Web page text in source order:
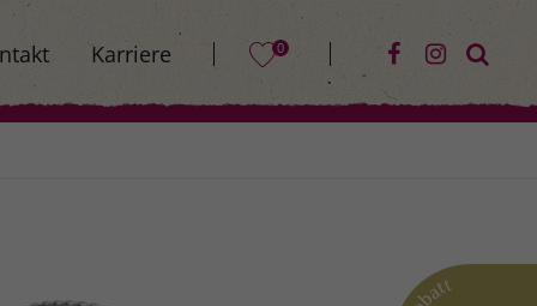
Karriere 0